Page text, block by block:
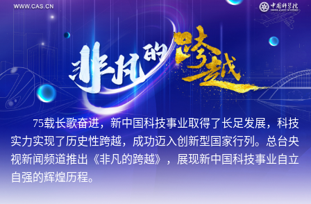
75载长歌奋进，新中国科技事业取得了长足发展，科技
实力实现了历史性跨越，成功迈入创新型国家行列。总台央
视新闻频道推出《非凡的跨越》，展现新中国科技事业自立
自强的辉煌历程。